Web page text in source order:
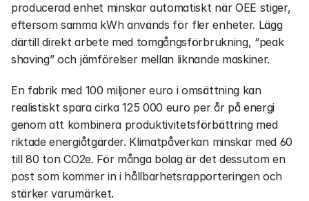
producerad enhet minskar automatiskt när OEE stiger,
eftersom samma kWh används för fler enheter. Lägg
därtill direkt arbete med tomgångsförbrukning, “peak
shaving” och jämförelser mellan liknande maskiner.
En fabrik med 100 miljoner euro i omsättning kan
realistiskt spara cirka 125 000 euro per år på energi
genom att kombinera produktivitetsförbättring med
riktade energiåtgärder. Klimatpåverkan minskar med 60
till 80 ton CO2e. För många bolag är det dessutom en
post som kommer in i hållbarhetsrapporteringen och
stärker varumärket.